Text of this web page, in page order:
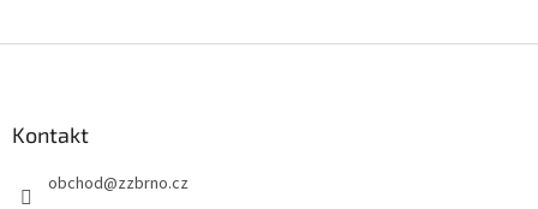
Kontakt
obchod@zzbrno.cz